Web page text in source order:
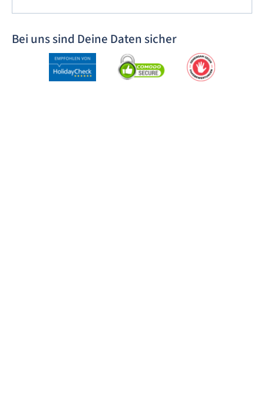
Bei uns sind Deine Daten sicher